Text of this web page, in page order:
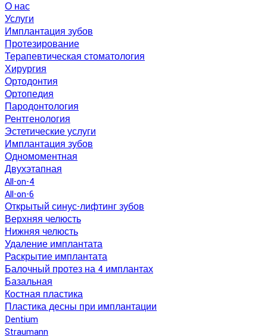
О нас
Услуги
Имплантация зубов
Протезирование
Терапевтическая стоматология
Хирургия
Ортодонтия
Ортопедия
Пародонтология
Рентгенология
Эстетические услуги
Имплантация зубов
Одномоментная
Двухэтапная
All-on-4
All-on-6
Открытый синус-лифтинг зубов
Верхняя челюсть
Нижняя челюсть
Удаление имплантата
Раскрытие имплантата
Балочный протез на 4 имплантах
Базальная
Костная пластика
Пластика десны при имплантации
Dentium
Straumann